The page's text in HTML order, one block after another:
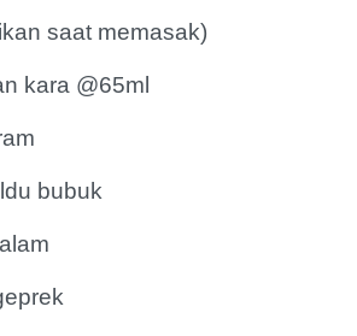
saat memasak)
kara @65ml
bubuk